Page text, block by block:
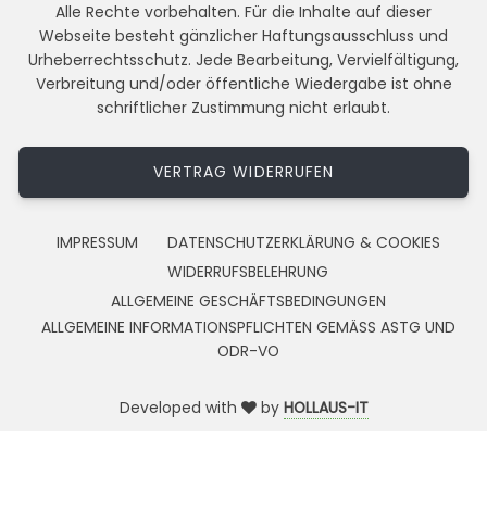
Alle Rechte vorbehalten. Für die Inhalte auf dieser
Webseite besteht gänzlicher Haftungsausschluss und
Urheberrechtsschutz. Jede Bearbeitung, Vervielfältigung,
Verbreitung und/oder öffentliche Wiedergabe ist ohne
schriftlicher Zustimmung nicht erlaubt.
VERTRAG WIDERRUFEN
IMPRESSUM
DATENSCHUTZERKLÄRUNG & COOKIES
WIDERRUFSBELEHRUNG
ALLGEMEINE GESCHÄFTSBEDINGUNGEN
ALLGEMEINE INFORMATIONSPFLICHTEN GEMÄSS ASTG UND
ODR-VO
Developed with by HOLLAUS-IT